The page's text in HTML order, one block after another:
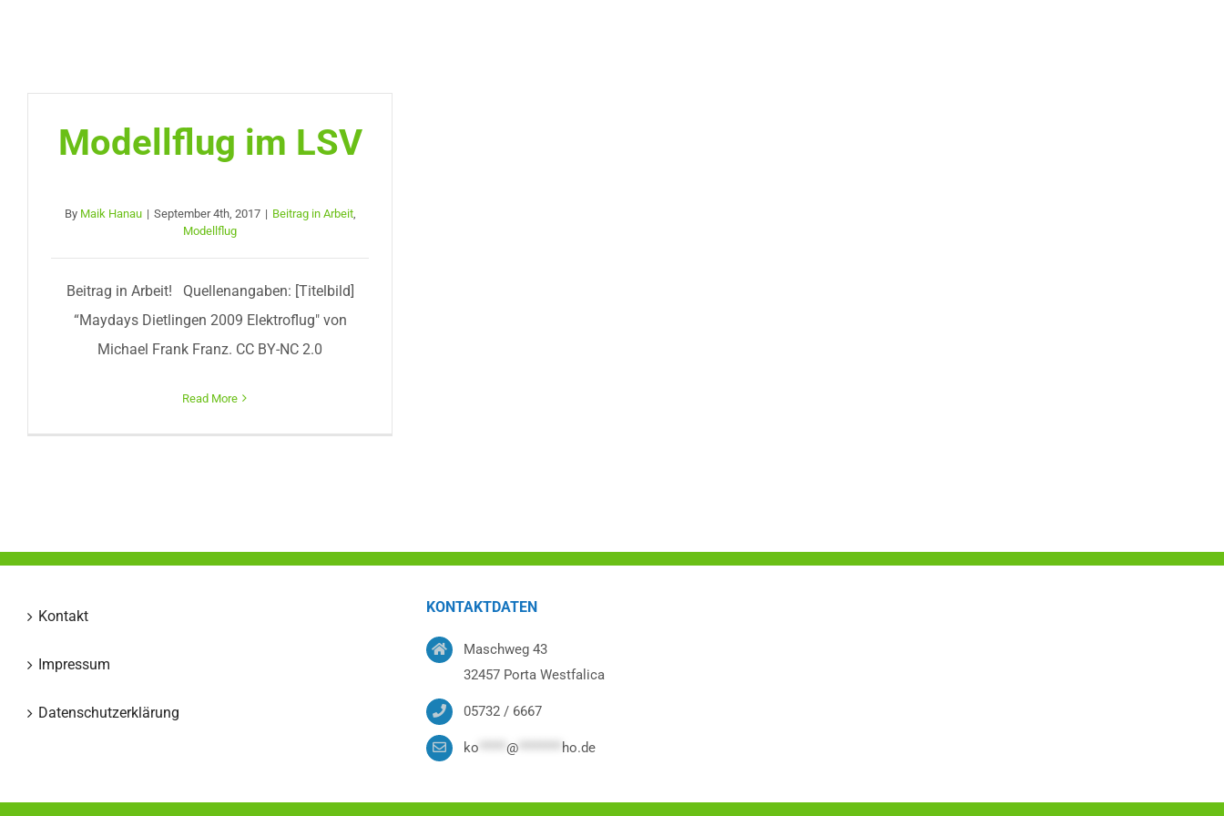
Modellflug im LSV
By Maik Hanau | September 4th, 2017 | Beitrag in Arbeit,
Modellflug
Beitrag in Arbeit! Quellenangaben: [Titelbild]
“Maydays Dietlingen 2009 Elektroflug" von
Michael Frank Franz. CC BY-NC 2.0
Read More
Kontakt
Impressum
Datenschutzerklärung
KONTAKTDATEN
Maschweg 43
32457 Porta Westfalica
05732 / 6667
ko @******** ho.de